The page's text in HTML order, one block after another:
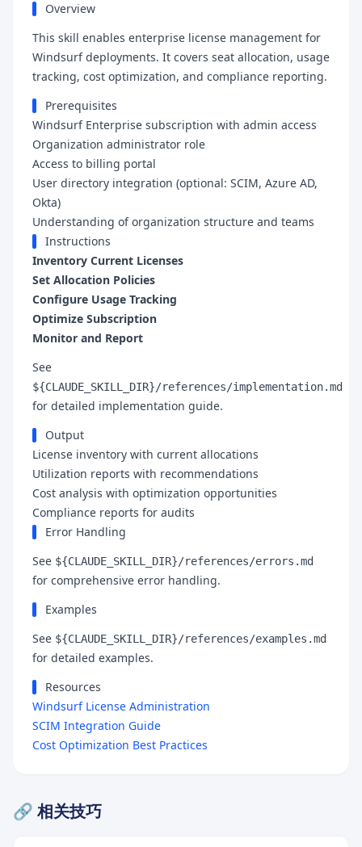
Overview
This skill enables enterprise license management for
Windsurf deployments. It covers seat allocation, usage
tracking, cost optimization, and compliance reporting.
Prerequisites
Windsurf Enterprise subscription with admin access
Organization administrator role
Access to billing portal
User directory integration (optional: SCIM, Azure AD,
Okta)
Understanding of organization structure and teams
Instructions
Inventory Current Licenses
Set Allocation Policies
Configure Usage Tracking
Optimize Subscription
Monitor and Report
See
${CLAUDE_SKILL_DIR}/references/implementation.md
for detailed implementation guide.
Output
License inventory with current allocations
Utilization reports with recommendations
Cost analysis with optimization opportunities
Compliance reports for audits
Error Handling
See ${CLAUDE_SKILL_DIR}/references/errors.md
for comprehensive error handling.
Examples
See ${CLAUDE_SKILL_DIR}/references/examples.md
for detailed examples.
Resources
Windsurf License Administration
SCIM Integration Guide
Cost Optimization Best Practices
🔗 相关技巧